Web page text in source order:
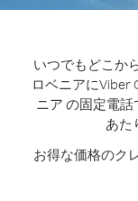
いつでもどこか
ロベニアにViber
ニア の固定電
あた
お得な価格のク